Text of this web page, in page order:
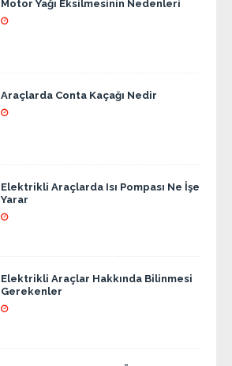
Motor Yağı Eksilmesinin Nedenleri
Araçlarda Conta Kaçağı Nedir
Elektrikli Araçlarda Isı Pompası Ne İşe
Yarar
Elektrikli Araçlar Hakkında Bilinmesi
Gerekenler